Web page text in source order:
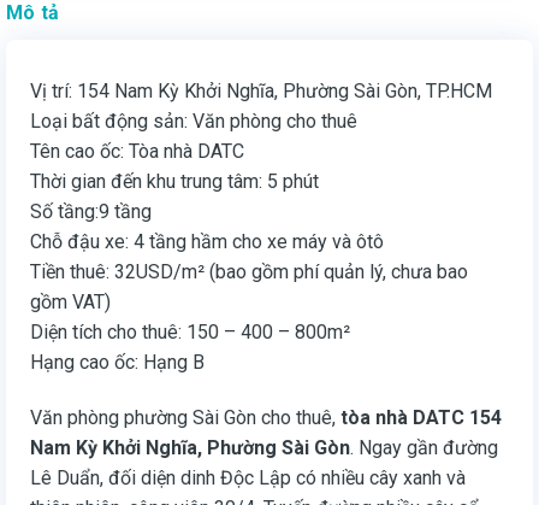
Mô tả
Vị trí: 154 Nam Kỳ Khởi Nghĩa, Phường Sài Gòn, TP.HCM
Loại bất động sản: Văn phòng cho thuê
Tên cao ốc: Tòa nhà DATC
Thời gian đến khu trung tâm: 5 phút
Số tầng:9 tầng
Chỗ đậu xe: 4 tầng hầm cho xe máy và ôtô
Tiền thuê: 32USD/m² (bao gồm phí quản lý, chưa bao
gồm VAT)
Diện tích cho thuê: 150 – 400 – 800m²
Hạng cao ốc: Hạng B
Văn phòng phường Sài Gòn cho thuê, tòa nhà DATC 154
Nam Kỳ Khởi Nghĩa, Phường Sài Gòn. Ngay gần đường
Lê Duẩn, đối diện dinh Độc Lập có nhiều cây xanh và